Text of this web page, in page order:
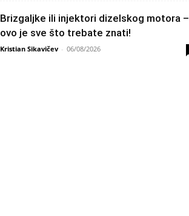
Brizgaljke ili injektori dizelskog motora –
ovo je sve što trebate znati!
Kristian Sikavičev - 06/08/2026